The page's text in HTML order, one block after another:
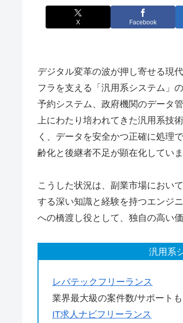
X Facebook
デジタル変革の波が押し寄せる現
フラを支える「汎用系システム」
予約システム、政府機関のデータ
上にわたり培われてきた汎用系技
く、データを安全かつ正確に処理
齢化と後継者不足が顕在化していま
こうした状況は、副業市場におい
する深い知識と経験を持つエンジ
への橋渡し役として、独自の高い
汎用系
レバテックフリーランス
業界最大級の案件数/サポート
IT求人ナビフリーランス